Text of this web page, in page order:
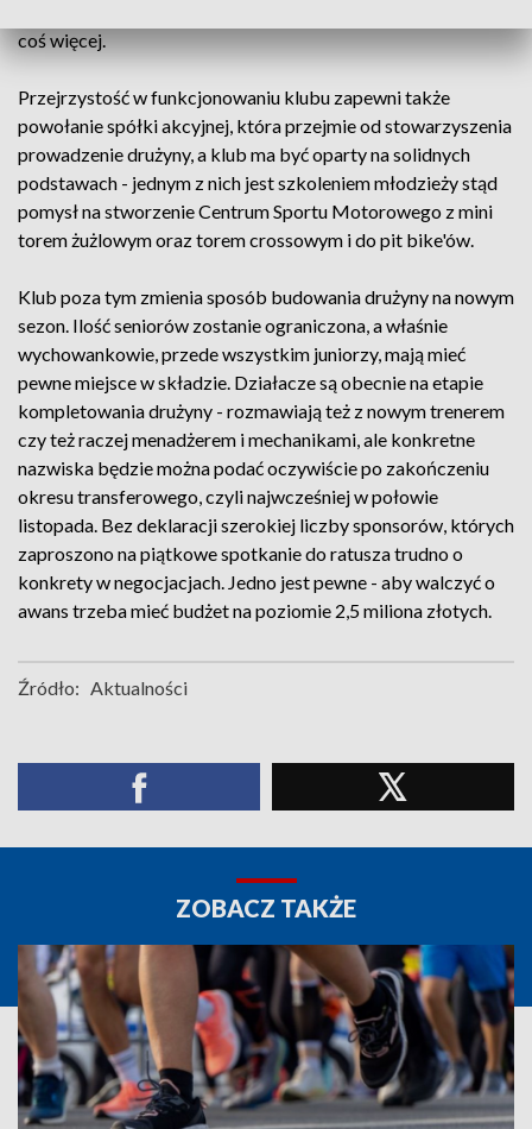
coś więcej.
Przejrzystość w funkcjonowaniu klubu zapewni także
powołanie spółki akcyjnej, która przejmie od stowarzyszenia
prowadzenie drużyny, a klub ma być oparty na solidnych
podstawach - jednym z nich jest szkoleniem młodzieży stąd
pomysł na stworzenie Centrum Sportu Motorowego z mini
torem żużlowym oraz torem crossowym i do pit bike'ów.
Klub poza tym zmienia sposób budowania drużyny na nowym
sezon. Ilość seniorów zostanie ograniczona, a właśnie
wychowankowie, przede wszystkim juniorzy, mają mieć
pewne miejsce w składzie. Działacze są obecnie na etapie
kompletowania drużyny - rozmawiają też z nowym trenerem
czy też raczej menadżerem i mechanikami, ale konkretne
nazwiska będzie można podać oczywiście po zakończeniu
okresu transferowego, czyli najwcześniej w połowie
listopada. Bez deklaracji szerokiej liczby sponsorów, których
zaproszono na piątkowe spotkanie do ratusza trudno o
konkrety w negocjacjach. Jedno jest pewne - aby walczyć o
awans trzeba mieć budżet na poziomie 2,5 miliona złotych.
Źródło: Aktualności
ZOBACZ TAKŻE